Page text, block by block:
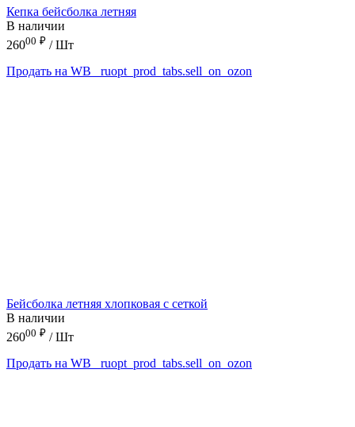
Кепка бейсболка летняя
В наличии
26000 ₽ / Шт
Продать на WB
_ruopt_prod_tabs.sell_on_ozon
Бейсболка летняя хлопковая с сеткой
В наличии
26000 ₽ / Шт
Продать на WB
_ruopt_prod_tabs.sell_on_ozon